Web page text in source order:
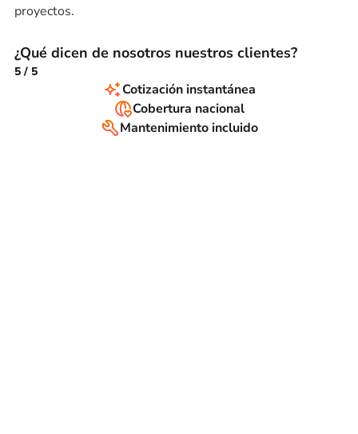
proyectos.
¿Qué dicen de nosotros nuestros clientes?
5/ 5
Cotización instantánea
Cobertura nacional
Mantenimiento incluido